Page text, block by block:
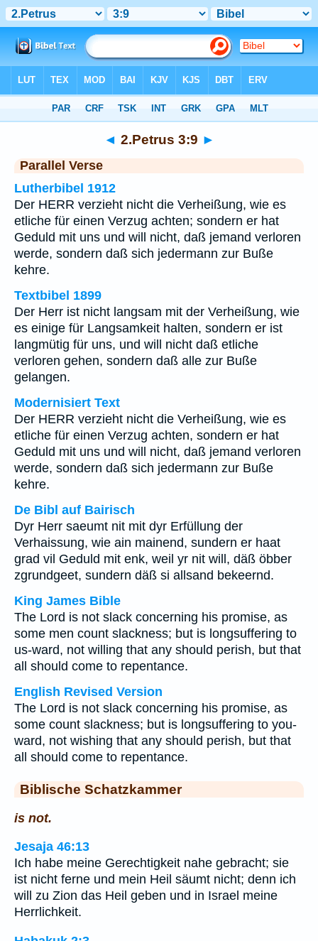
◄ 2.Petrus 3:9 ►
Parallel Verse
Lutherbibel 1912
Der HERR verzieht nicht die Verheißung, wie es
etliche für einen Verzug achten; sondern er hat
Geduld mit uns und will nicht, daß jemand verloren
werde, sondern daß sich jedermann zur Buße
kehre.
Textbibel 1899
Der Herr ist nicht langsam mit der Verheißung, wie
es einige für Langsamkeit halten, sondern er ist
langmütig für uns, und will nicht daß etliche
verloren gehen, sondern daß alle zur Buße
gelangen.
Modernisiert Text
Der HERR verzieht nicht die Verheißung, wie es
etliche für einen Verzug achten, sondern er hat
Geduld mit uns und will nicht, daß jemand verloren
werde, sondern daß sich jedermann zur Buße
kehre.
De Bibl auf Bairisch
Dyr Herr saeumt nit mit dyr Erfüllung der
Verhaissung, wie ain mainend, sundern er haat
grad vil Geduld mit enk, weil yr nit will, däß öbber
zgrundgeet, sundern däß si allsand bekeernd.
King James Bible
The Lord is not slack concerning his promise, as
some men count slackness; but is longsuffering to
us-ward, not willing that any should perish, but that
all should come to repentance.
English Revised Version
The Lord is not slack concerning his promise, as
some count slackness; but is longsuffering to you-
ward, not wishing that any should perish, but that
all should come to repentance.
Biblische Schatzkammer
is not.
Jesaja 46:13
Ich habe meine Gerechtigkeit nahe gebracht; sie
ist nicht ferne und mein Heil säumt nicht; denn ich
will zu Zion das Heil geben und in Israel meine
Herrlichkeit.